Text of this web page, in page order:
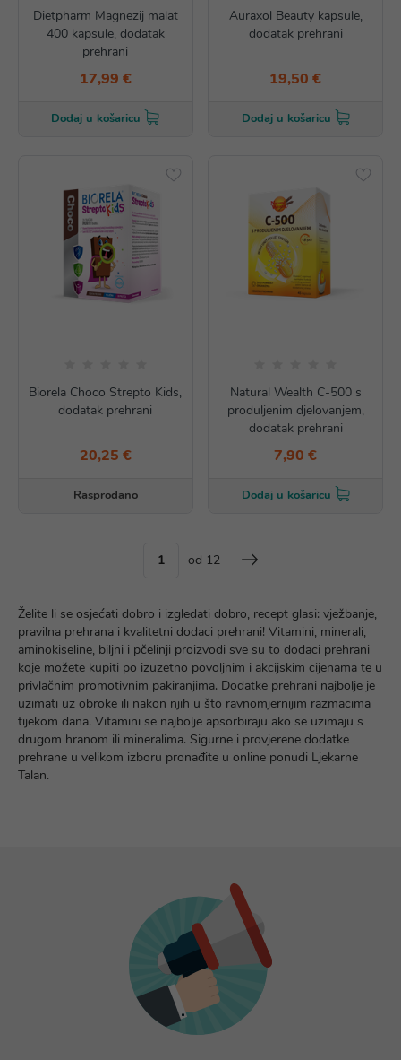
Dietpharm Magnezij malat
400 kapsule, dodatak
prehrani
17,99 €
Dodaj u košaricu
Auraxol Beauty kapsule,
dodatak prehrani
19,50 €
Dodaj u košaricu
Biorela Choco Strepto Kids,
dodatak prehrani
20,25 €
Rasprodano
Natural Wealth C-500 s
produljenim djelovanjem,
dodatak prehrani
7,90 €
Dodaj u košaricu
od 12
Želite li se osjećati dobro i izgledati dobro, recept glasi: vježbanje,
pravilna prehrana i kvalitetni dodaci prehrani! Vitamini, minerali,
aminokiseline, biljni i pčelinji proizvodi sve su to dodaci prehrani
koje možete kupiti po izuzetno povoljnim i akcijskim cijenama te u
privlačnim promotivnim pakiranjima. Dodatke prehrani najbolje je
uzimati uz obroke ili nakon njih u što ravnomjernijim razmacima
tijekom dana. Vitamini se najbolje apsorbiraju ako se uzimaju s
drugom hranom ili mineralima. Sigurne i provjerene dodatke
prehrane u velikom izboru pronađite u online ponudi Ljekarne
Talan.